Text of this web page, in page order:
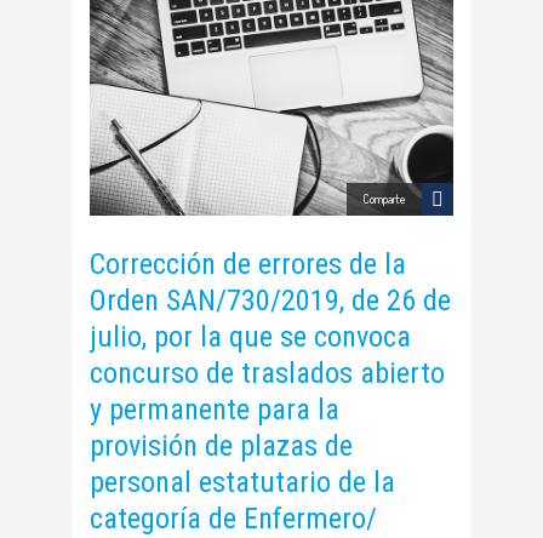
Comparte
Corrección de errores de la
Orden SAN/730/2019, de 26 de
julio, por la que se convoca
concurso de traslados abierto
y permanente para la
provisión de plazas de
personal estatutario de la
categoría de Enfermero/